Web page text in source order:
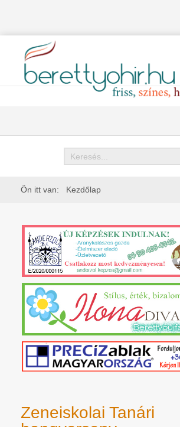
Keresés
Ön itt van: Kezdőlap
Zeneiskolai Tanári